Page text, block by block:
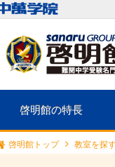
啓明館の特長
啓明館トップ 教室を探